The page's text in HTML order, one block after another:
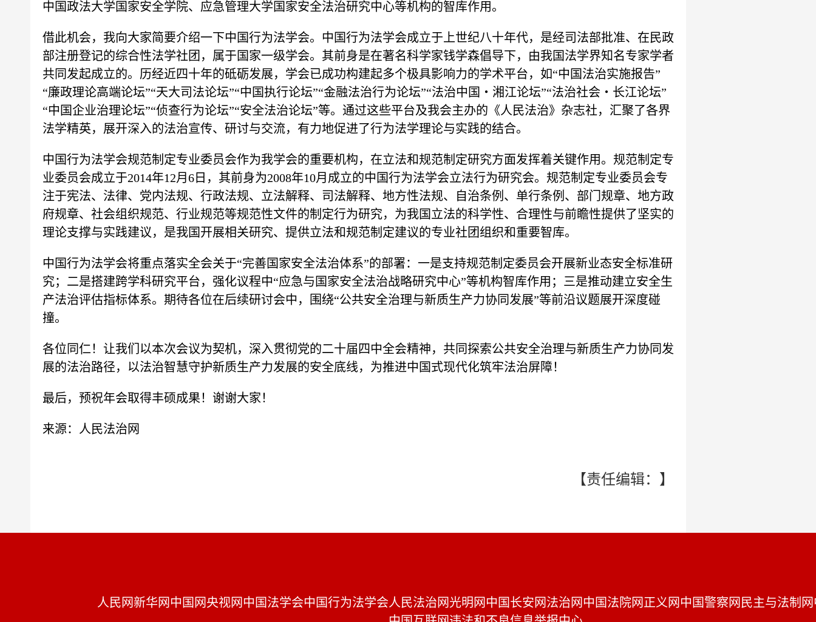
中国政法大学国家安全学院、应急管理大学国家安全法治研究中心等机构的智库作用。
借此机会，我向大家简要介绍一下中国行为法学会。中国行为法学会成立于上世纪八十年代，是经司法部批准、在民政
部注册登记的综合性法学社团，属于国家一级学会。其前身是在著名科学家钱学森倡导下，由我国法学界知名专家学者
共同发起成立的。历经近四十年的砥砺发展，学会已成功构建起多个极具影响力的学术平台，如“中国法治实施报告”
“廉政理论高端论坛”“天大司法论坛”“中国执行论坛”“金融法治行为论坛”“法治中国・湘江论坛”“法治社会・长江论坛”
“中国企业治理论坛”“侦查行为论坛”“安全法治论坛”等。通过这些平台及我会主办的《人民法治》杂志社，汇聚了各界
法学精英，展开深入的法治宣传、研讨与交流，有力地促进了行为法学理论与实践的结合。
中国行为法学会规范制定专业委员会作为我学会的重要机构，在立法和规范制定研究方面发挥着关键作用。规范制定专
业委员会成立于2014年12月6日，其前身为2008年10月成立的中国行为法学会立法行为研究会。规范制定专业委员会专
注于宪法、法律、党内法规、行政法规、立法解释、司法解释、地方性法规、自治条例、单行条例、部门规章、地方政
府规章、社会组织规范、行业规范等规范性文件的制定行为研究，为我国立法的科学性、合理性与前瞻性提供了坚实的
理论支撑与实践建议，是我国开展相关研究、提供立法和规范制定建议的专业社团组织和重要智库。
中国行为法学会将重点落实全会关于“完善国家安全法治体系”的部署：一是支持规范制定委员会开展新业态安全标准研
究；二是搭建跨学科研究平台，强化议程中“应急与国家安全法治战略研究中心”等机构智库作用；三是推动建立安全生
产法治评估指标体系。期待各位在后续研讨会中，围绕“公共安全治理与新质生产力协同发展”等前沿议题展开深度碰
撞。
各位同仁！让我们以本次会议为契机，深入贯彻党的二十届四中全会精神，共同探索公共安全治理与新质生产力协同发
展的法治路径，以法治智慧守护新质生产力发展的安全底线，为推进中国式现代化筑牢法治屏障！
最后，预祝年会取得丰硕成果！谢谢大家！
来源：人民法治网
【责任编辑：】
人民网 新华网 中国网 央视网 中国法学会中国行为法学会人民法治网 光明网 中国长安网 法治网 中国法院网 正义网 中国警察网 民主与法制网